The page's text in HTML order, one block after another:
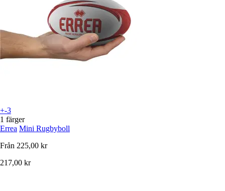
+-3
1 färger
Errea Mini Rugbyboll
Från 225,00 kr
217,00 kr